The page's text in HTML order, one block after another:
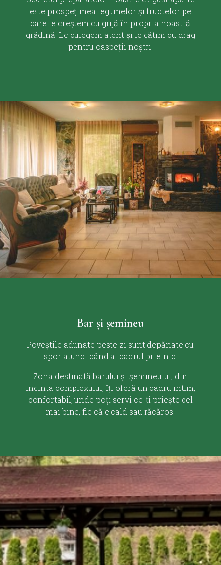
este prospețimea legumelor și fructelor pe
care le creștem cu grijă în propria noastră
grădină. Le culegem atent și le gătim cu drag
pentru oaspeții noștri!
Bar și șemineu
Poveștile adunate peste zi sunt depănate cu
spor atunci când ai cadrul prielnic.
Zona destinată barului și șemineului, din
incinta complexului, îți oferă un cadru intim,
confortabil, unde poți servi ce-ți priește cel
mai bine, fie că e cald sau răcăros!